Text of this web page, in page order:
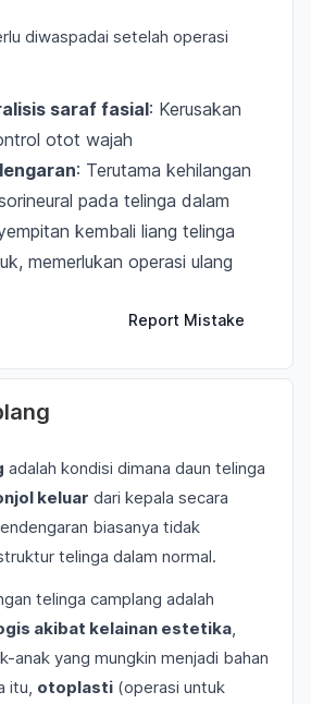
diwaspadai setelah operasi
saraf fasial: Kerusakan
otot wajah
: Terutama kehilangan
pada telinga dalam
kembali liang telinga
memerlukan operasi ulang
Report Mistake
adalah kondisi dimana daun telinga
keluar dari kepala secara
biasanya tidak
telinga dalam normal.
telinga camplang adalah
akibat kelainan estetika,
anak yang mungkin menjadi bahan
itu, otoplasti (operasi untuk